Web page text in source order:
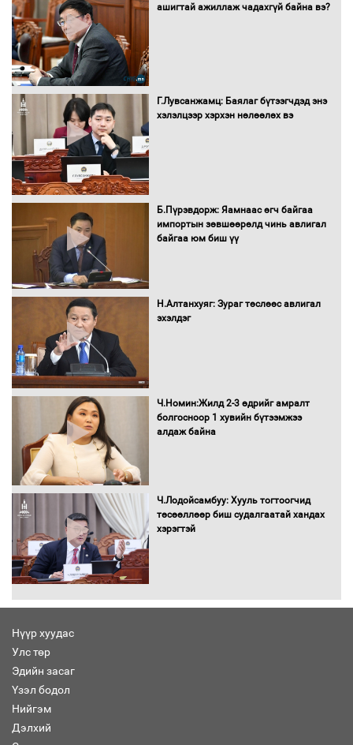
Нөөцийн махны худалдаа,
Монгол Улс “COP17”-д “Тал хээрийн
төлөвлөгөө”-гөө танилцуулна
худалдан авах журмыг баталлаа
шилжиж, найр наадам, зөвлөгөөн,
гадаад томилолтыг хориглолоо
ашигтай ажиллаж чадахгүй байна вэ?
Г.Лувсанжамц: Баялаг бүтээгчдэд энэ
хэлэлцээр хэрхэн нөлөөлөх вэ
Б.Пүрэвдорж: Яамнаас өгч байгаа
импортын зөвшөөрөлд чинь авлигал
байгаа юм биш үү
Н.Алтанхуяг: Зураг төслөөс авлигал
эхэлдэг
Ч.Номин:Жилд 2-3 өдрийг амралт
болгосноор 1 хувийн бүтээмжээ
алдаж байна
Ч.Лодойсамбуу: Хууль тогтоогчид
төсөөллөөр биш судалгаатай хандах
хэрэгтэй
Нүүр хуудас
Улс төр
Эдийн засаг
Үзэл бодол
Нийгэм
Дэлхий